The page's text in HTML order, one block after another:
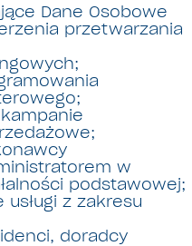
Dane Osobowe
przetwarzania
w
podstawowej;
z zakresu
doradcy